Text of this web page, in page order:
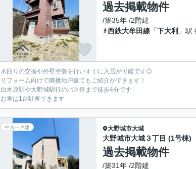
過去掲載物件
/築35年 /2階建
西鉄大牟田線 「下大利 」駅
水回りの交換や外壁塗装を行いすぐに入居が可能です◎
リフォーム向けで隣接地戸建てもご紹介ができます！
白木原駅や大野城駅行のバス停まで徒歩4分です
お車は1台駐車できます
中古一戸建 大野城市大城
大野城市大城３丁目 (1号棟
過去掲載物件
/築31年 /2階建